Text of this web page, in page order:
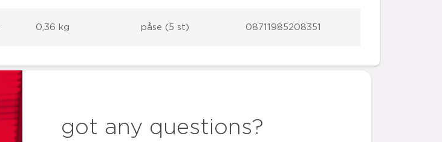
0,36 kg påse (5 st) 08711985208351
got any questions?